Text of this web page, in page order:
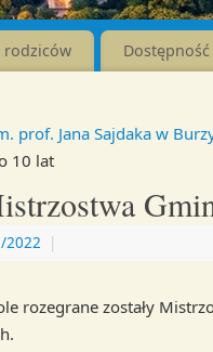
rodziców Dostępność
prof. Jana Sajdaka w
10 lat
2022 |
rozegrane zostały